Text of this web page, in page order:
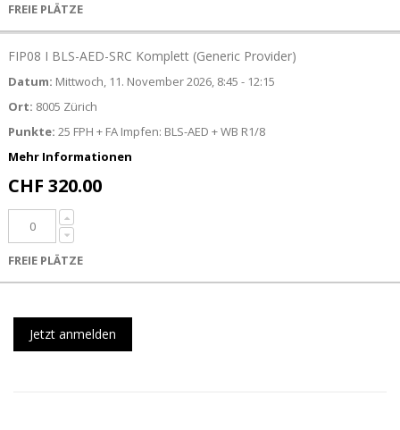
FREIE PLÄTZE
FIP08 I BLS-AED-SRC Komplett (Generic Provider)
Datum: Mittwoch, 11. November 2026, 8:45 - 12:15
Ort: 8005 Zürich
Punkte: 25 FPH + FA Impfen: BLS-AED + WB R1/8
Mehr Informationen
CHF 320.00
FREIE PLÄTZE
Jetzt anmelden